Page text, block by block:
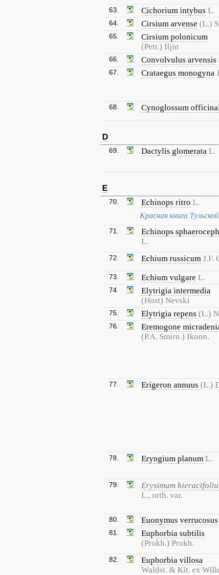
63. Cichorium intybus L.
64. Cirsium arvense (L.)
65.
Cirsium polonicum
(Petr.) Iljin
66. Convolvulus arvensis
67. Crataegus monogyna
68. Cynoglossum
D
69. Dactylis glomerata L.
E
70. Echinops ritro L.
Красная книга
71.
Echinops
L.
72. Echium russicum J.F.
73. Echium vulgare L.
74.
Elytrigia intermedia
(Host) Nevski
75. Elytrigia repens (L.)
76.
Eremogone
(P.A. Smirn.) Ikonn.
77. Erigeron annuus (L.)
78. Eryngium planum L.
79.
Erysimum
L., orth. var.
80. Euonymus verrucosus
81.
Euphorbia subtilis
(Prokh.) Prokh.
82.
Euphorbia villosa
Waldst. & Kit. ex